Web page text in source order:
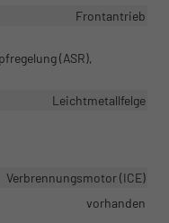
Frontantrieb
(ASR),
Leichtmetallfelge
Verbrennungsmotor (ICE)
vorhanden